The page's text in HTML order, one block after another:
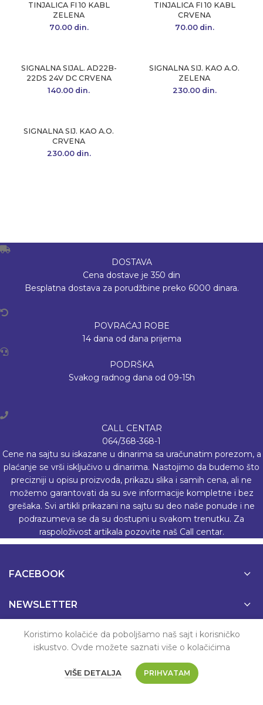
TINJALICA FI 10 KABL
ZELENA
70.00 din.
TINJALICA FI 10 KABL
CRVENA
70.00 din.
SIGNALNA SIJAL. AD22B-
22DS 24V DC CRVENA
140.00 din.
SIGNALNA SIJ. KAO A.O.
ZELENA
230.00 din.
SIGNALNA SIJ. KAO A.O.
CRVENA
230.00 din.
DOSTAVA
Cena dostave je 350 din
Besplatna dostava za porudžbine preko 6000 dinara.
POVRAĆAJ ROBE
14 dana od dana prijema
PODRŠKA
Svakog radnog dana od 09-15h
CALL CENTAR
064/368-368-1
Cene na sajtu su iskazane u dinarima sa uračunatim porezom, a
plaćanje se vrši isključivo u dinarima. Nastojimo da budemo što
precizniji u opisu proizvoda, prikazu slika i samih cena, ali ne
možemo garantovati da su sve informacije kompletne i bez
grešaka. Svi artikli prikazani na sajtu su deo naše ponude i ne
podrazumeva se da su dostupni u svakom trenutku. Za
raspoloživost artikala pozovite naš Call centar.
FACEBOOK
NEWSLETTER
NALOG
Koristimo kolačiće da poboljšamo naš sajt i korisničko
iskustvo. Ovde možete saznati više o kolačićima
VIŠE DETALJA PRIHVATAM